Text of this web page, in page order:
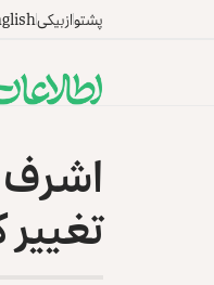
پشتوازبیکی